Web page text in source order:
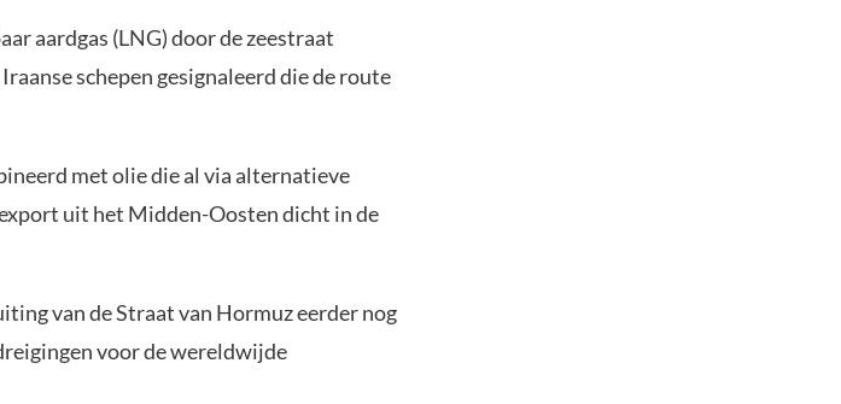
aardgas (LNG) door de zeestraat
schepen gesignaleerd die de route
met olie die al via alternatieve
uit het Midden-Oosten dicht in de
van de Straat van Hormuz eerder nog
voor de wereldwijde